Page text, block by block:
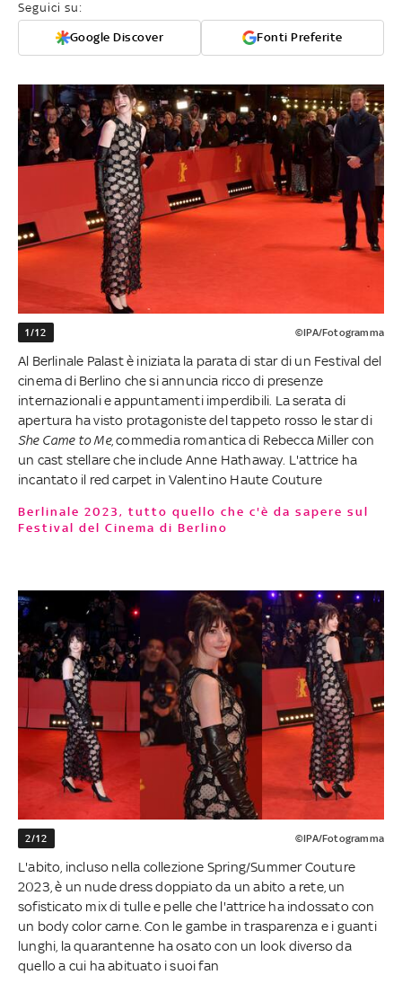
Seguici su:
Google Discover Fonti Preferite
1/12 ©IPA/Fotogramma
Al Berlinale Palast è iniziata la parata di star di un Festival del
cinema di Berlino che si annuncia ricco di presenze
internazionali e appuntamenti imperdibili. La serata di
apertura ha visto protagoniste del tappeto rosso le star di
She Came to Me, commedia romantica di Rebecca Miller con
un cast stellare che include Anne Hathaway. L'attrice ha
incantato il red carpet in Valentino Haute Couture
Berlinale 2023, tutto quello che c'è da sapere sul
Festival del Cinema di Berlino
2/12 ©IPA/Fotogramma
L'abito, incluso nella collezione Spring/Summer Couture
2023, è un nude dress doppiato da un abito a rete, un
sofisticato mix di tulle e pelle che l'attrice ha indossato con
un body color carne. Con le gambe in trasparenza e i guanti
lunghi, la quarantenne ha osato con un look diverso da
quello a cui ha abituato i suoi fan